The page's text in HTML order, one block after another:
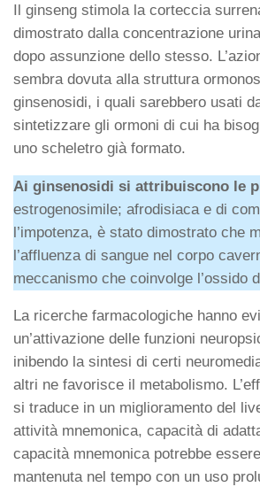
Il ginseng stimola la corteccia
dimostrato dalla concentrazione
dopo assunzione dello stesso.
sembra dovuta alla struttura
ginsenosidi, i quali sarebbero usati
sintetizzare gli ormoni di cui ha
uno scheletro già formato.
Ai ginsenosidi si attribuiscono le
estrogenosimile; afrodisiaca e di
l’impotenza, è stato dimostrato che
l’affluenza di sangue nel corpo
meccanismo che coinvolge l’ossido
La ricerche farmacologiche hanno
un’attivazione delle funzioni
inibendo la sintesi di certi
altri ne favorisce il metabolismo.
si traduce in un miglioramento del
attività mnemonica, capacità di
capacità mnemonica potrebbe
mantenuta nel tempo con un uso